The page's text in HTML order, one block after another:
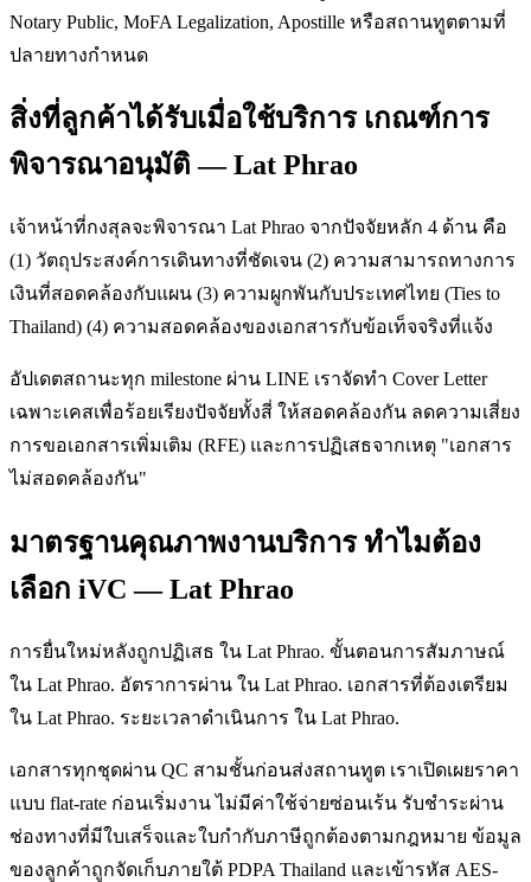
Notary Public, MoFA Legalization, Apostille หรือสถานทูตตามที่
ปลายทางกำหนด
สิ่งที่ลูกค้าได้รับเมื่อใช้บริการ เกณฑ์การ
พิจารณาอนุมัติ — Lat Phrao
เจ้าหน้าที่กงสุลจะพิจารณา Lat Phrao จากปัจจัยหลัก 4 ด้าน คือ
(1) วัตถุประสงค์การเดินทางที่ชัดเจน (2) ความสามารถทางการ
เงินที่สอดคล้องกับแผน (3) ความผูกพันกับประเทศไทย (Ties to
Thailand) (4) ความสอดคล้องของเอกสารกับข้อเท็จจริงที่แจ้ง
อัปเดตสถานะทุก milestone ผ่าน LINE เราจัดทำ Cover Letter
เฉพาะเคสเพื่อร้อยเรียงปัจจัยทั้งสี่ ให้สอดคล้องกัน ลดความเสี่ยง
การขอเอกสารเพิ่มเติม (RFE) และการปฏิเสธจากเหตุ "เอกสาร
ไม่สอดคล้องกัน"
มาตรฐานคุณภาพงานบริการ ทำไมต้อง
เลือก iVC — Lat Phrao
การยื่นใหม่หลังถูกปฏิเสธ ใน Lat Phrao. ขั้นตอนการสัมภาษณ์
ใน Lat Phrao. อัตราการผ่าน ใน Lat Phrao. เอกสารที่ต้องเตรียม
ใน Lat Phrao. ระยะเวลาดำเนินการ ใน Lat Phrao.
เอกสารทุกชุดผ่าน QC สามชั้นก่อนส่งสถานทูต เราเปิดเผยราคา
แบบ flat-rate ก่อนเริ่มงาน ไม่มีค่าใช้จ่ายซ่อนเร้น รับชำระผ่าน
ช่องทางที่มีใบเสร็จและใบกำกับภาษีถูกต้องตามกฎหมาย ข้อมูล
ของลูกค้าถูกจัดเก็บภายใต้ PDPA Thailand และเข้ารหัส AES-